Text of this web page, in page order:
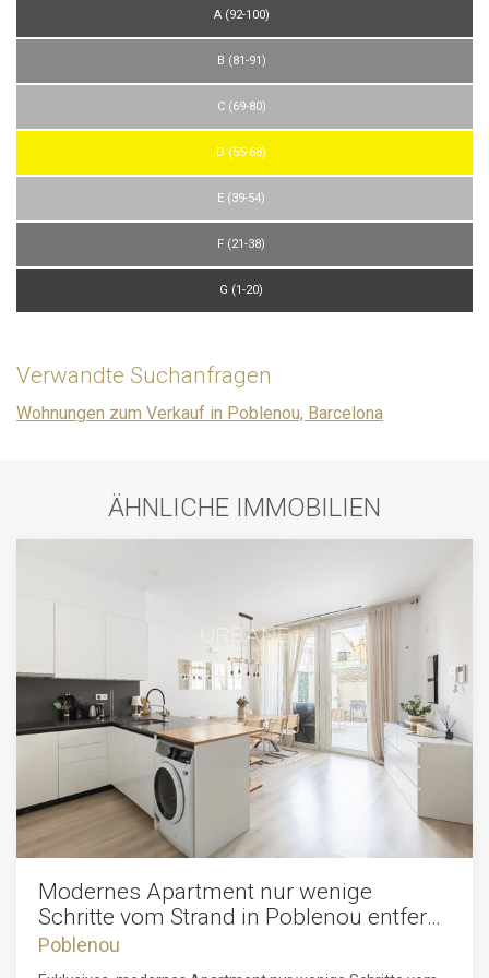
A (92-100)
B (81-91)
C (69-80)
D (55-68)
E (39-54)
F (21-38)
G (1-20)
Verwandte Suchanfragen
Wohnungen zum Verkauf in Poblenou, Barcelona
ÄHNLICHE IMMOBILIEN
Modernes Apartment nur wenige
Schritte vom Strand in Poblenou entfernt
| Terrasse & Rooftop-Pool
Poblenou